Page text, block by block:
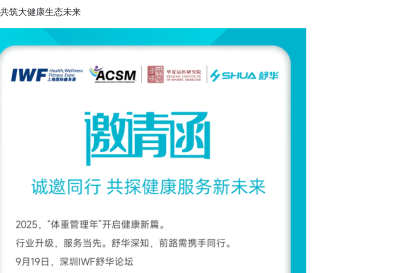
筑大健康生态未来